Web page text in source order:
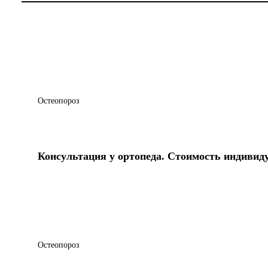
Остеопороз
Консультация у ортопеда. Стоимость
Остеопороз